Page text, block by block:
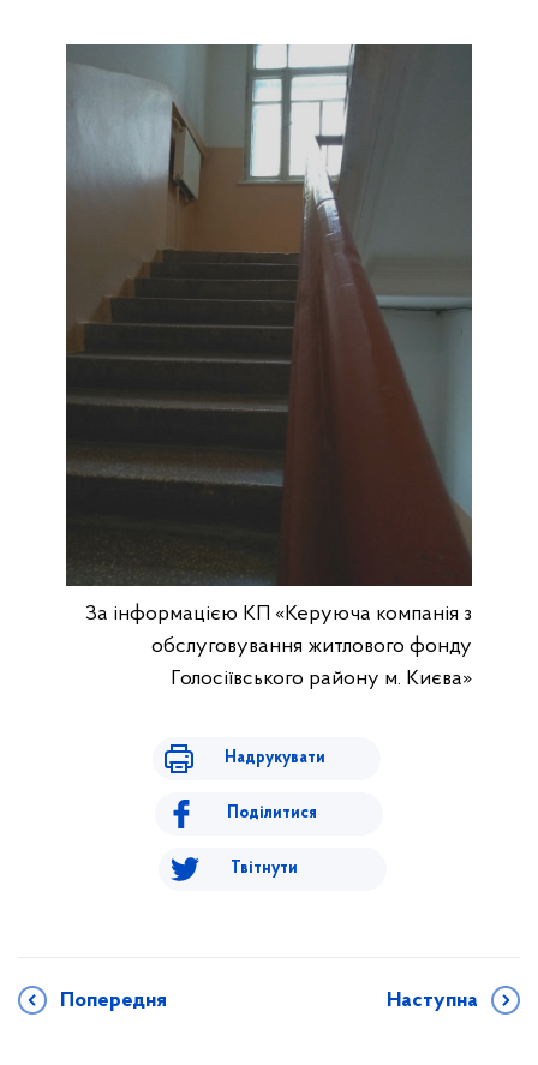
За інформацією КП «Керуюча компанія з
обслуговування житлового фонду
Голосіївського району м. Києва»
Надрукувати
Поділитися
Твітнути
Попередня Наступна